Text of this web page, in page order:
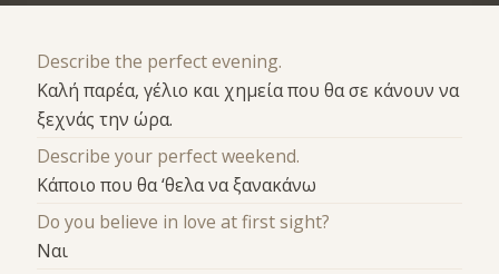
Describe the perfect evening.
Καλή παρέα, γέλιο και χημεία που θα σε κάνουν να
ξεχνάς την ώρα.
Describe your perfect weekend.
Κάποιο που θα ‘θελα να ξανακάνω
Do you believe in love at first sight?
Ναι